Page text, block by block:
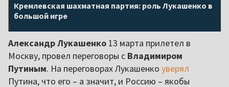
Кремлевская шахматная партия: роль Лукашенко в
большой игре
Александр Лукашенко 13 марта прилетел в
Москву, провел переговоры с Владимиром
Путиным. На переговорах Лукашенко уверял
Путина, что его – а значит, и Россию – якобы